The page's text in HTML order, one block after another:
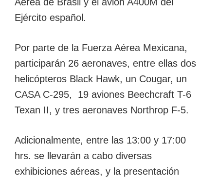
Ejército español.
Por parte de la Fuerza Aérea Mexicana,
participarán 26 aeronaves, entre ellas dos
helicópteros Black Hawk, un Cougar, un
CASA C-295, 19 aviones Beechcraft T-6
Texan II, y tres aeronaves Northrop F-5.
Adicionalmente, entre las 13:00 y 17:00
hrs. se llevarán a cabo diversas
exhibiciones aéreas, y la presentación